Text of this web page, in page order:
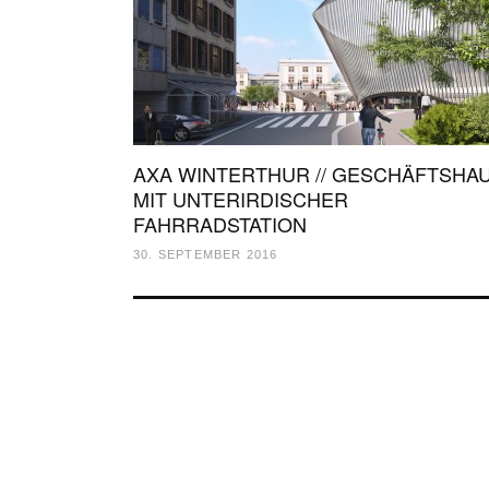
AXA WINTERTHUR //
MIT UNTERIRDISCHER
FAHRRADSTATION
30. SEPTEMBER 2016